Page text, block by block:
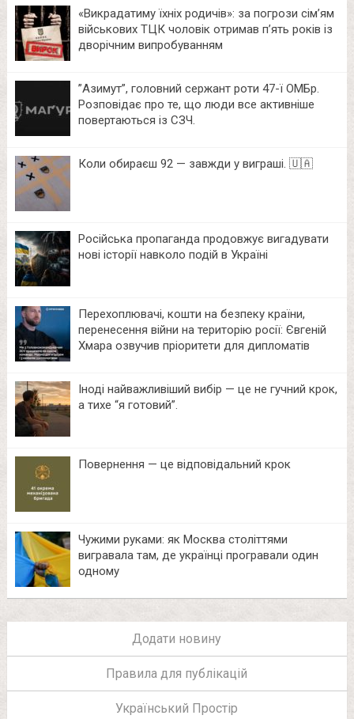
«Викрадатиму їхніх родичів»: за погрози сім’ям
військових ТЦК чоловік отримав п’ять років із
дворічним випробуванням
⁨”Азимут”, головний сержант роти 47-ї ОМБр.
Розповідає про те, що люди все активніше
повертаються із СЗЧ.
Коли обираєш 92 — завжди у виграші. 🇺🇦
Російська пропаганда продовжує вигадувати
нові історії навколо подій в Україні
Перехоплювачі, кошти на безпеку країни,
перенесення війни на територію росії: Євгеній
Хмара озвучив пріоритети для дипломатів
Іноді найважливіший вибір — це не гучний крок,
а тихе “я готовий”.
Повернення — це відповідальний крок
Чужими руками: як Москва століттями
вигравала там, де українці програвали один
одному
Додати новину
Правила для публікацій
Український Простір